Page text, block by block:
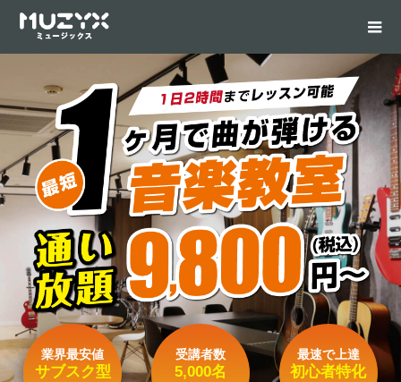
業界最安値
サブスク型
受講者数
5,000名
最速で上達
初心者特化